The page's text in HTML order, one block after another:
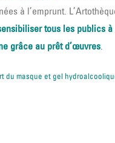
à l’emprunt.
tous les publics
grâce au prêt d’œuvres
du masque et gel